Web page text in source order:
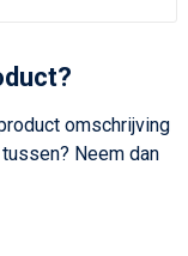
omschrijving
Neem dan